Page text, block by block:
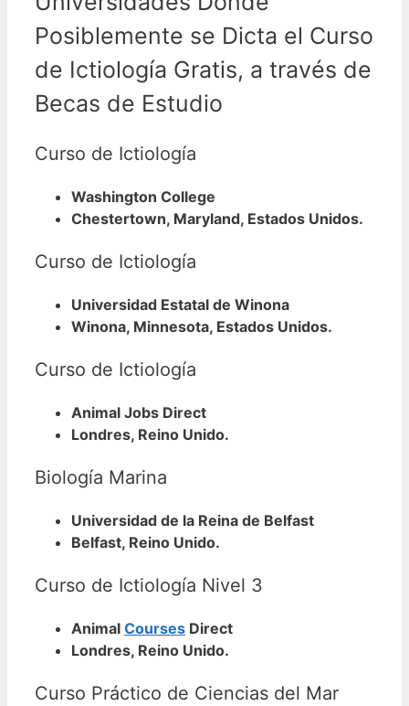
Posiblemente se Dicta el Curso
de Ictiología Gratis, a través de
Becas de Estudio
Curso de Ictiología
Washington College
Chestertown, Maryland, Estados Unidos.
Curso de Ictiología
Universidad Estatal de Winona
Winona, Minnesota, Estados Unidos.
Curso de Ictiología
Animal Jobs Direct
Londres, Reino Unido.
Biología Marina
Universidad de la Reina de Belfast
Belfast, Reino Unido.
Curso de Ictiología Nivel 3
Animal Courses Direct
Londres, Reino Unido.
Curso Práctico de Ciencias del Mar